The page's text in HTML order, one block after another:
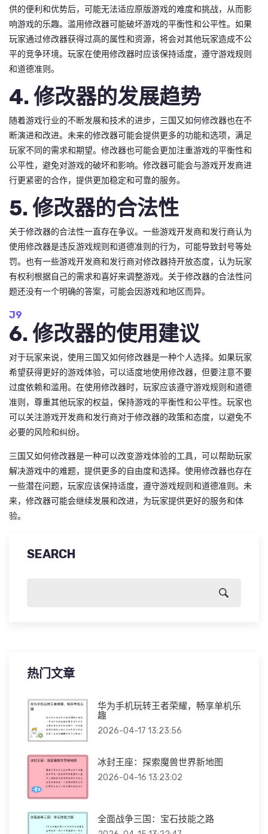
供的便利和优势后，可能无法适应原版游戏的难度和挑战，从而影
响游戏的乐趣。滥用修改器可能破坏游戏的平衡性和公平性。如果
玩家通过修改器获得过高的属性和资源，将会对其他玩家造成不公
平的竞争环境。玩家在使用修改器时应该保持适度，遵守游戏规则
和道德准则。
4. 修改器的发展趋势
随着游戏行业的不断发展和技术的进步，三国又如何修改器也在不
断演进和改进。未来的修改器可能会提供更多的功能和选项，满足
玩家不同的需求和期望。修改器也可能会更加注重游戏的平衡性和
公平性，避免对游戏的破坏和影响。修改器可能会与游戏开发商进
行更紧密的合作，提供更加稳定和可靠的服务。
5. 修改器的合法性
关于修改器的合法性一直存在争议。一些游戏开发商和发行商认为
使用修改器是违反游戏规则和道德准则的行为，可能导致封号等处
罚。也有一些游戏开发商和发行商对修改器持开放态度，认为玩家
有权利根据自己的需求和喜好来调整游戏。关于修改器的合法性问
题还没有一个明确的答案，可能会因游戏和地区而异。
J9
6. 修改器的使用建议
对于玩家来说，使用三国又如何修改器是一种个人选择。如果玩家
希望获得更好的游戏体验，可以适度地使用修改器，但要注意不要
过度依赖和滥用。在使用修改器时，玩家应该遵守游戏规则和道德
准则，尊重其他玩家的权益，保持游戏的平衡性和公平性。玩家也
可以关注游戏开发商和发行商对于修改器的政策和态度，以避免不
必要的风险和纠纷。
三国又如何修改器是一种可以改变游戏体验的工具，可以帮助玩家
解决游戏中的难题，提供更多的自由度和选择。使用修改器也存在
一些潜在问题，玩家应该保持适度，遵守游戏规则和道德准则。未
来，修改器可能会继续发展和改进，为玩家提供更好的服务和体
验。
SEARCH
热门文章
华为手机玩转王者荣耀，畅享单机乐
趣
2026-04-17 13:23:56
冰封王座：探索魔兽世界新地图
2026-04-16 13:23:02
全面战争三国：宝石技能之路